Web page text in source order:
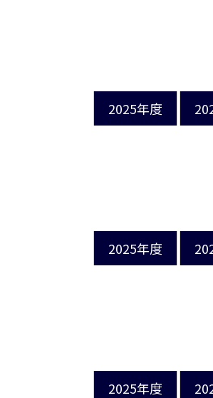
2025年度
2025年度
2025年度